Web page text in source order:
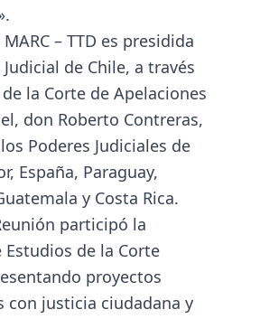
– TTD es presidida
de Chile, a través
la Corte de Apelaciones
don Roberto Contreras,
Poderes Judiciales de
España, Paraguay,
y Costa Rica.
participó la
Estudios de la Corte
proyectos
con justicia ciudadana y